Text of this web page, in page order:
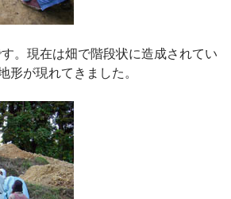
。現在は畑で階段状に造成されてい
形が現れてきました。